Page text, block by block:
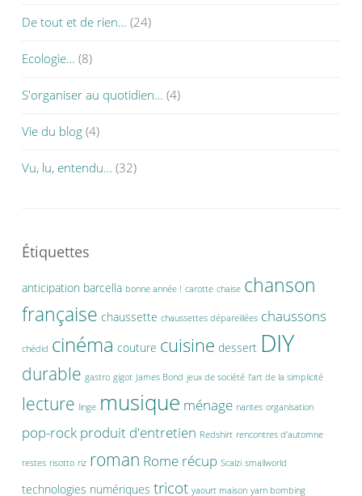
De tout et de rien… (24)
Ecologie… (8)
S'organiser au quotidien… (4)
Vie du blog (4)
Vu, lu, entendu… (32)
Étiquettes
anticipation barcella bonne année ! carotte chaise chanson
française chaussette chaussettes dépareillées chaussons
chédid cinéma couture cuisine dessert DIY
durable gastro gigot James Bond jeux de société l'art de la simplicité
lecture linge musique ménage nantes organisation
pop-rock produit d'entretien Redshirt rencontres d'automne
restes risotto riz roman Rome récup Scalzi smallworld
technologies numériques tricot yaourt maison yarn bombing